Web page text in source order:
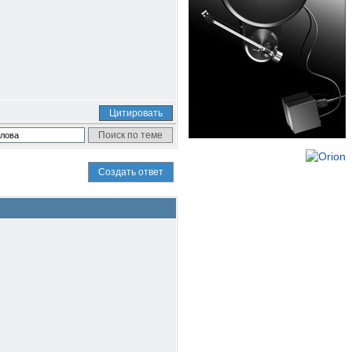
Цитировать
Создать ответ